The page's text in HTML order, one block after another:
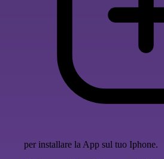
per installare la App sul tuo Iphone.